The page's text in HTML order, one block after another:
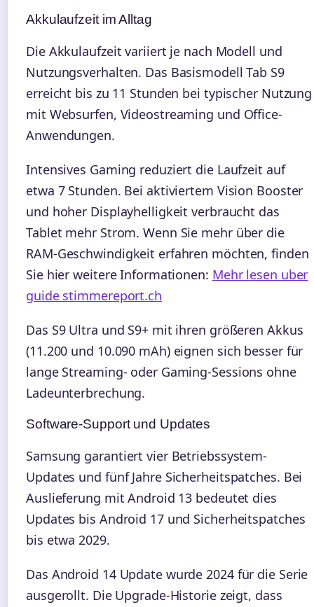
Akkulaufzeit im Alltag
Die Akkulaufzeit variiert je nach Modell und
Nutzungsverhalten. Das Basismodell Tab S9
erreicht bis zu 11 Stunden bei typischer Nutzung
mit Websurfen, Videostreaming und Office-
Anwendungen.
Intensives Gaming reduziert die Laufzeit auf
etwa 7 Stunden. Bei aktiviertem Vision Booster
und hoher Displayhelligkeit verbraucht das
Tablet mehr Strom. Wenn Sie mehr über die
RAM-Geschwindigkeit erfahren möchten, finden
Sie hier weitere Informationen: Mehr lesen uber
guide stimmereport.ch
Das S9 Ultra und S9+ mit ihren größeren Akkus
(11.200 und 10.090 mAh) eignen sich besser für
lange Streaming- oder Gaming-Sessions ohne
Ladeunterbrechung.
Software-Support und Updates
Samsung garantiert vier Betriebssystem-
Updates und fünf Jahre Sicherheitspatches. Bei
Auslieferung mit Android 13 bedeutet dies
Updates bis Android 17 und Sicherheitspatches
bis etwa 2029.
Das Android 14 Update wurde 2024 für die Serie
ausgerollt. Die Upgrade-Historie zeigt, dass